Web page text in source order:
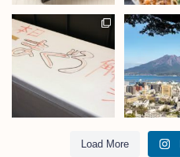
Load More